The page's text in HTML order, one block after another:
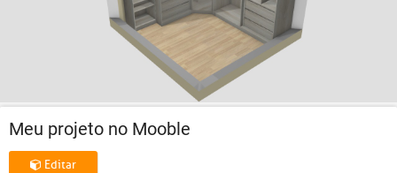
Meu projeto no Mooble
Editar